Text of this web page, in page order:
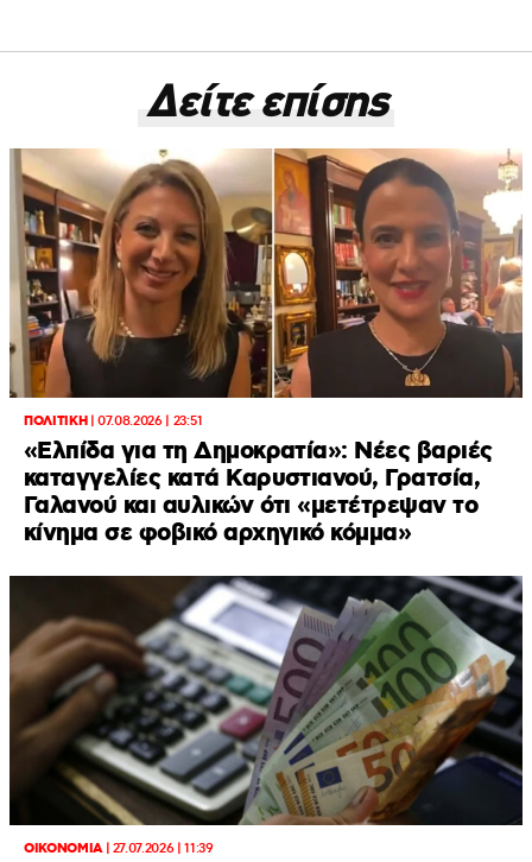
Δείτε επίσης
ΠΟΛΙΤΙΚΗ|07.08.2026 | 23:51
«Ελπίδα για τη Δημοκρατία»: Νέες βαριές
καταγγελίες κατά Καρυστιανού, Γρατσία,
Γαλανού και αυλικών ότι «μετέτρεψαν το
κίνημα σε φοβικό αρχηγικό κόμμα»
ΟΙΚΟΝΟΜΙΑ| 27.07.2026 | 11:39